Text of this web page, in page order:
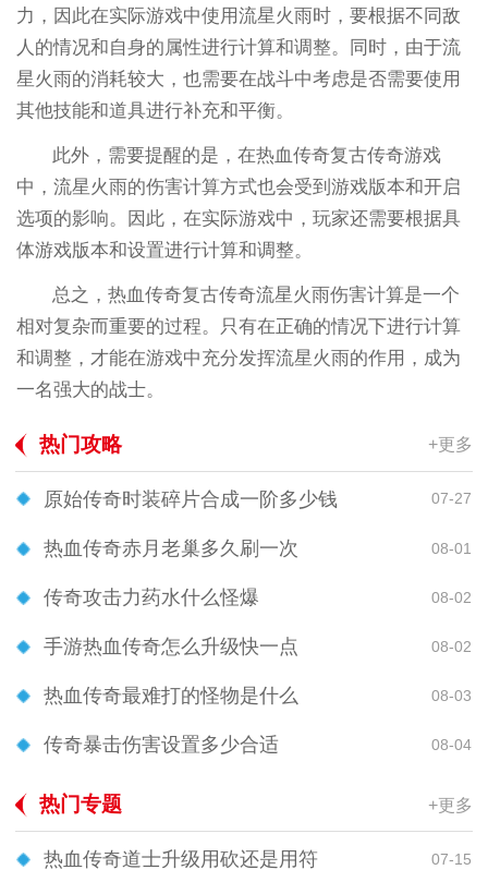
力，因此在实际游戏中使用流星火雨时，要根据不同敌
人的情况和自身的属性进行计算和调整。同时，由于流
星火雨的消耗较大，也需要在战斗中考虑是否需要使用
其他技能和道具进行补充和平衡。
此外，需要提醒的是，在热血传奇复古传奇游戏
中，流星火雨的伤害计算方式也会受到游戏版本和开启
选项的影响。因此，在实际游戏中，玩家还需要根据具
体游戏版本和设置进行计算和调整。
总之，热血传奇复古传奇流星火雨伤害计算是一个
相对复杂而重要的过程。只有在正确的情况下进行计算
和调整，才能在游戏中充分发挥流星火雨的作用，成为
一名强大的战士。
热门攻略 +更多
原始传奇时装碎片合成一阶多少钱 07-27
热血传奇赤月老巢多久刷一次 08-01
传奇攻击力药水什么怪爆 08-02
手游热血传奇怎么升级快一点 08-02
热血传奇最难打的怪物是什么 08-03
传奇暴击伤害设置多少合适 08-04
热门专题 +更多
热血传奇道士升级用砍还是用符 07-15